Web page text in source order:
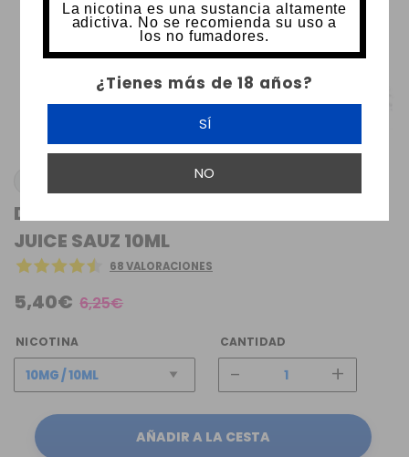
La nicotina es una sustancia altamente
adictiva. No se recomienda su uso a
los no fumadores.
¿Tienes más de 18 años?
SÍ
NO
DRIFTER BAR SALTS SOUR BLUEBERRY ICE
JUICE SAUZ 10ML
68 VALORACIONES
5,40€ 6,25€
NICOTINA CANTIDAD
- +
AÑADIR A LA CESTA